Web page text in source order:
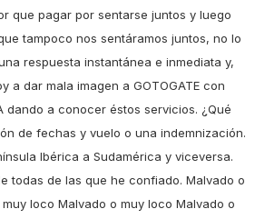
que pagar por sentarse juntos y luego
tampoco nos sentáramos juntos, no lo
respuesta instantánea e inmediata y,
a dar mala imagen a GOTOGATE con
dando a conocer éstos servicios. ¿Qué
de fechas y vuelo o una indemnización.
Ibérica a Sudamérica y viceversa.
todas de las que he confiado. Malvado o
loco Malvado o muy loco Malvado o